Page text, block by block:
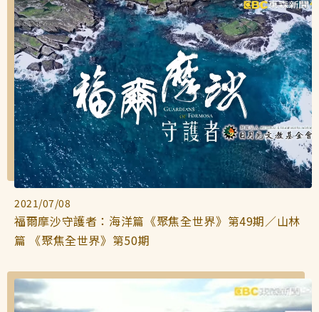
2021/07/08
福爾摩沙守護者：海洋篇《聚焦全世界》第49期／山林
篇 《聚焦全世界》第50期